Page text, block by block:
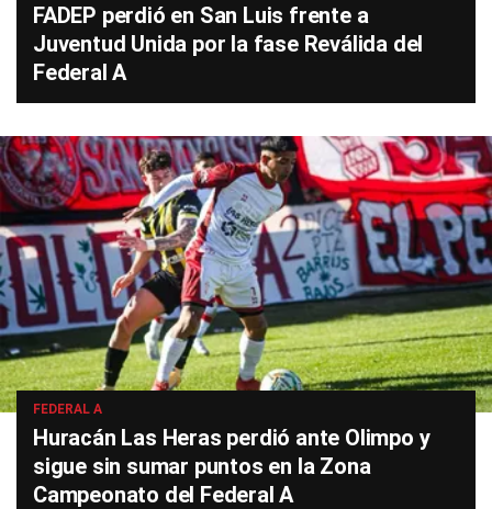
FADEP perdió en San Luis frente a
Juventud Unida por la fase Reválida del
Federal A
FEDERAL A
Huracán Las Heras perdió ante Olimpo y
sigue sin sumar puntos en la Zona
Campeonato del Federal A